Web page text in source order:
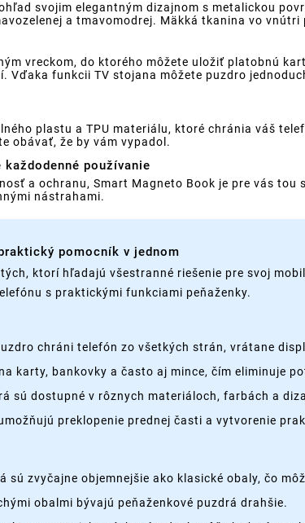
svojim elegantným dizajnom s metalickou
a tmavomodrej. Mäkká tkanina vo
vreckom, do ktorého môžete uložiť platobnú
Vďaka funkcii TV stojana môžete puzdro
plastu a TPU materiálu, ktoré chránia váš
obávať, že by vám vypadol.
používanie
a ochranu, Smart Magneto Book je pre vás
nástrahami.
pomocník v jednom
ktorí hľadajú všestranné riešenie pre svoj
s praktickými funkciami peňaženky.
chráni telefón zo všetkých strán, vrátane
karty, bankovky a často aj mince, čím eliminuje
sú dostupné v rôznych materiáloch, farbách a
preklopenie prednej časti a vytvorenie
sú zvyčajne objemnejšie ako klasické obaly, čo
obalmi bývajú peňaženkové puzdrá drahšie.